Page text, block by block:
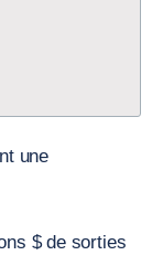
$ de sorties